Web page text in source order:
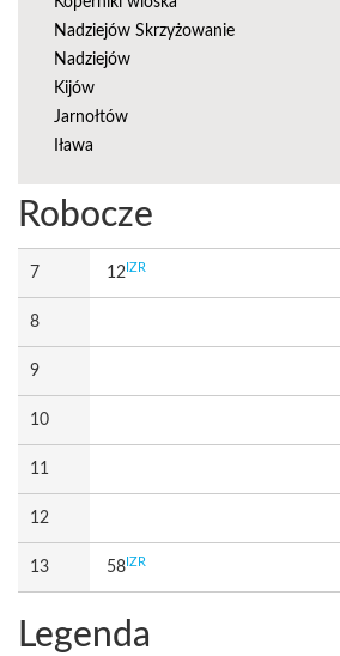
Nadziejów Skrzyżowanie
Nadziejów
Kijów
Jarnołtów
Iława
Robocze
7 12 IZR
8
9
10
11
12
13 58 IZR
Legenda